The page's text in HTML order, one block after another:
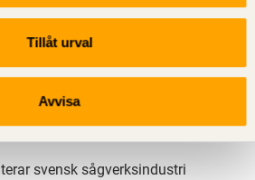
Tillåt urval
Avvisa
ett hållbart samhälle och
Det gör vi genom att
driva teknisk utveckling.
svensk sågverksindustri